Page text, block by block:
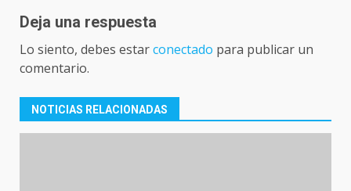
Deja una respuesta
Lo siento, debes estarconectado para publicar un
comentario.
NOTICIAS RELACIONADAS